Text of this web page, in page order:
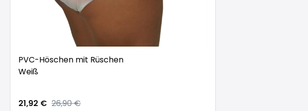
PVC-Höschen mit Rüschen
Weiß
21,92 € 26,90 €